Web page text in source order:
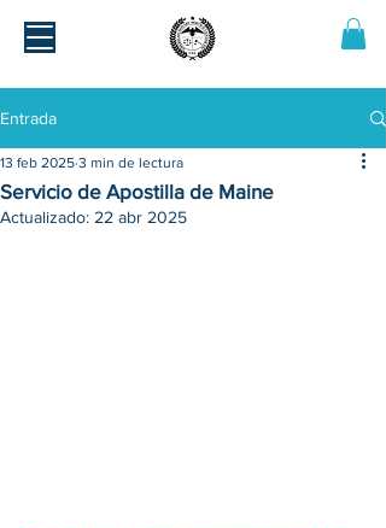
Entrada
Servicio de Apostilla de Maine
13 feb 2025 3 min de lectura
Actualizado: 22 abr 2025